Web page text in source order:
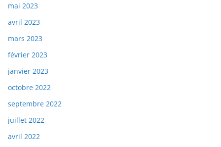
mai 2023
avril 2023
mars 2023
février 2023
janvier 2023
octobre 2022
septembre 2022
juillet 2022
avril 2022